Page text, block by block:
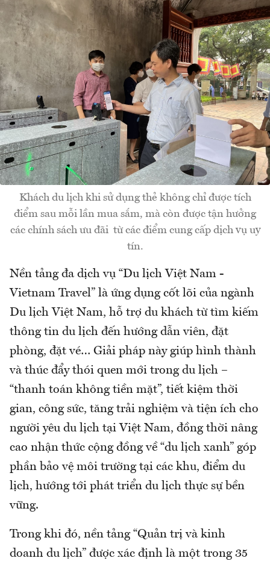
Khách du lịch khi sử dụng thẻ không chỉ được tích
điểm sau mỗi lần mua sắm, mà còn được tận hưởng
các chính sách ưu đãi từ các điểm cung cấp dịch vụ uy
tín.
Nền tảng đa dịch vụ “Du lịch Việt Nam -
Vietnam Travel” là ứng dụng cốt lõi của ngành
Du lịch Việt Nam, hỗ trợ du khách từ tìm kiếm
thông tin du lịch đến hướng dẫn viên, đặt
phòng, đặt vé… Giải pháp này giúp hình thành
và thúc đẩy thói quen mới trong du lịch –
“thanh toán không tiền mặt”, tiết kiệm thời
gian, công sức, tăng trải nghiệm và tiện ích cho
người yêu du lịch tại Việt Nam, đồng thời nâng
cao nhận thức cộng đồng về “du lịch xanh” góp
phần bảo vệ môi trường tại các khu, điểm du
lịch, hướng tới phát triển du lịch thực sự bền
vững.
Trong khi đó, nền tảng “Quản trị và kinh
doanh du lịch” được xác định là một trong 35